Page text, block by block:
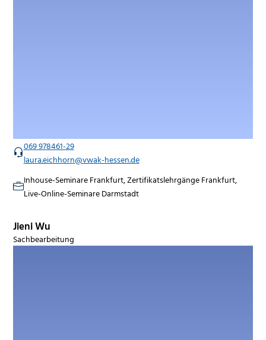
069 978461-29
laura.eichhorn@vwak-hessen.de
Inhouse-Seminare Frankfurt, Zertifikatslehrgänge Frankfurt,
Live-Online-Seminare Darmstadt
Jieni Wu
Sachbearbeitung